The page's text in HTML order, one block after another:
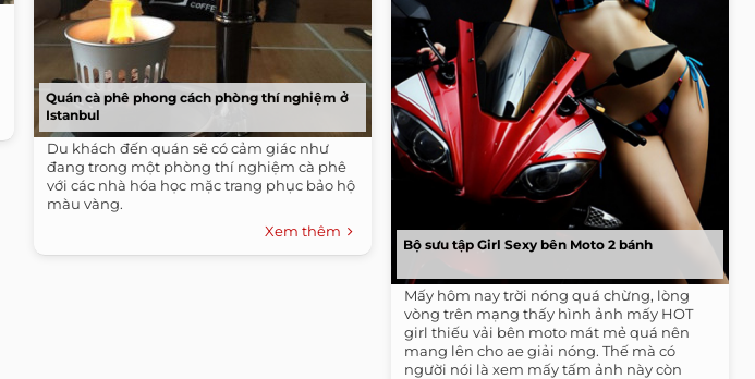
Quán cà phê phong cách phòng thí nghiệm ở
Istanbul
Du khách đến quán sẽ có cảm giác như
đang trong một phòng thí nghiệm cà phê
với các nhà hóa học mặc trang phục bảo hộ
màu vàng.
Xem thêm
Bộ sưu tập Girl Sexy bên Moto 2 bánh
Mấy hôm nay trời nóng quá chừng, lòng
vòng trên mạng thấy hình ảnh mấy HOT
girl thiếu vải bên moto mát mẻ quá nên
mang lên cho ae giải nóng. Thế mà có
người nói là xem mấy tấm ảnh này còn